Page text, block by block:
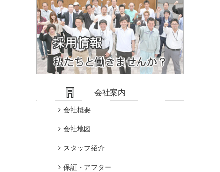
会社案内
会社概要
会社地図
スタッフ紹介
保証・アフター